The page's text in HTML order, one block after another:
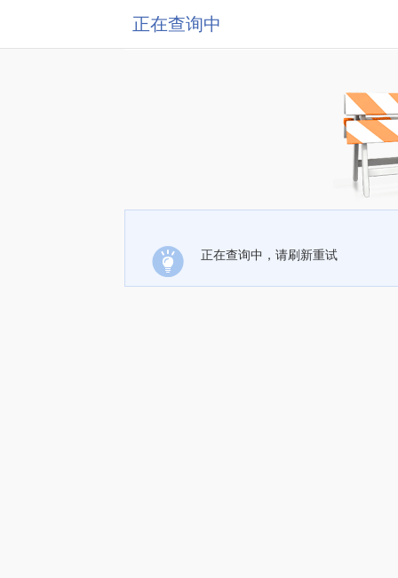
正在查询中
正在查询中，请刷新重试